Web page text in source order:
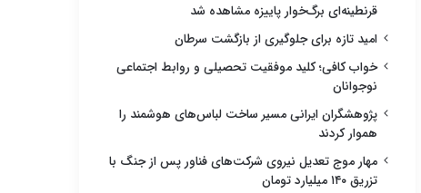
قرنطینه‌ای برگ‌خوار پاییزه مشاهده شد
امید تازه برای جلوگیری از بازگشت سرطان
خواب کافی؛ کلید موفقیت تحصیلی و روابط اجتماعی
نوجوانان
پژوهشگران ایرانی مسیر ساخت لباس‌های هوشمند را
هموار کردند
مهار موج تعدیل نیروی شرکت‌های فناور پس از جنگ با
تزریق ۱۴۰ میلیارد تومان